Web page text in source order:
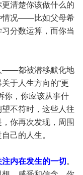
清楚你该做什么的
情况——比如父母希
分数运算，而你当
——都被潜移默化地
于人生方向的“更
你，你应该从事什
不符时，这些人往
你再次发现，周围
己的人生。
内在发生的一切 。